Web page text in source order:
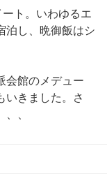
ト。いわゆるエ
泊し、晩御飯はシ
会館のメデュー
いきました。さ
、